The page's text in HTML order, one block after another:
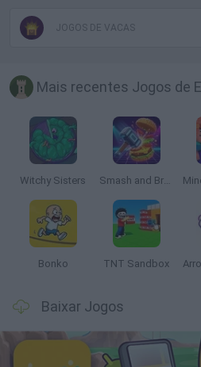
JOGOS DE VACAS
Mais recentes Jogos de
Witchy Sisters Smash and Break
Bonko TNT Sandbox
Baixar Jogos